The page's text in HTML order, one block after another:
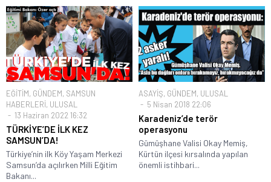
EĞİTİM, GÜNDEM, SAMSUN
HABERLERİ, ULUSAL
13 Haziran 2022 16:32
TÜRKİYE’DE İLK KEZ
SAMSUN’DA!
Türkiye’nin ilk Köy Yaşam Merkezi
Samsun’da açılırken Milli Eğitim
Bakanı...
ASAYİŞ, GÜNDEM, ULUSAL
5 Nisan 2018 22:06
Karadeniz’de terör
operasyonu
Gümüşhane Valisi Okay Memiş,
Kürtün ilçesi kırsalında yapılan
önemli istihbari...